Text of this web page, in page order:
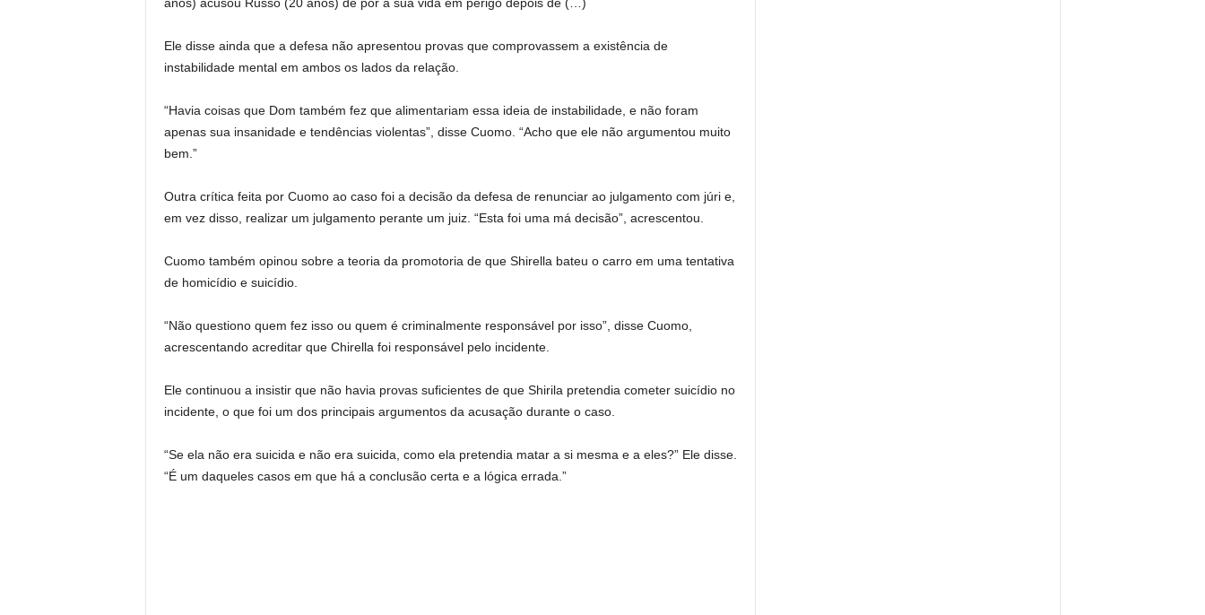
Ele disse ainda que a defesa não apresentou provas que comprovassem a existência de
instabilidade mental em ambos os lados da relação.
“Havia coisas que Dom também fez que alimentariam essa ideia de instabilidade, e não foram
apenas sua insanidade e tendências violentas”, disse Cuomo. “Acho que ele não argumentou muito
bem.”
Outra crítica feita por Cuomo ao caso foi a decisão da defesa de renunciar ao julgamento com júri e,
em vez disso, realizar um julgamento perante um juiz. “Esta foi uma má decisão”, acrescentou.
Cuomo também opinou sobre a teoria da promotoria de que Shirella bateu o carro em uma tentativa
de homicídio e suicídio.
“Não questiono quem fez isso ou quem é criminalmente responsável por isso”, disse Cuomo,
acrescentando acreditar que Chirella foi responsável pelo incidente.
Ele continuou a insistir que não havia provas suficientes de que Shirila pretendia cometer suicídio no
incidente, o que foi um dos principais argumentos da acusação durante o caso.
“Se ela não era suicida e não era suicida, como ela pretendia matar a si mesma e a eles?” Ele disse.
“É um daqueles casos em que há a conclusão certa e a lógica errada.”